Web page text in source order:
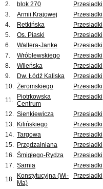
2. blok 270
Przesiadki
3. Armii Krajowej
Przesiadki
4. Retkińska
Przesiadki
5. Os. Piaski
Przesiadki
6. Waltera-Janke
Przesiadki
7. Wróblewskiego
Przesiadki
8. Wileńska
Przesiadki
9. Dw. Łódź Kaliska
Przesiadki
10. Żeromskiego
Przesiadki
11.
Piotrkowska
Centrum
Przesiadki
12. Sienkiewicza
Przesiadki
13. Kilińskiego
Przesiadki
14. Targowa
Przesiadki
15. Przędzalniana
Przesiadki
16. Śmigłego-Rydza
Przesiadki
17. Sarnia
Przesiadki
18. Konstytucyjna (Wi-
Ma)
Przesiadki